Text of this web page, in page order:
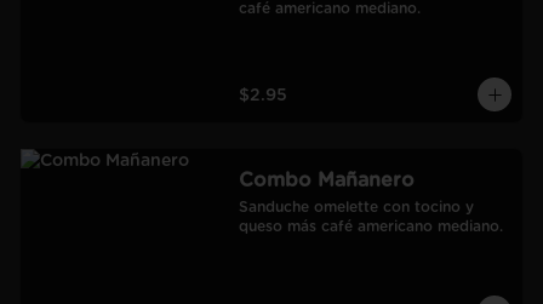
café americano mediano.
$2.95
Combo Mañanero
Sanduche omelette con tocino y
queso más café americano mediano.